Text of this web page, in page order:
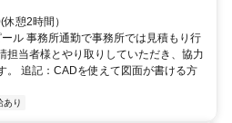
憩2時間）
ル 事務所通勤で事務所では見積もり行
担当者様とやり取りしていただき、協力
。 追記：CADを使えて図面が書ける方
あり